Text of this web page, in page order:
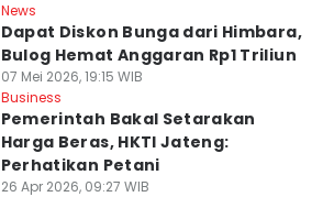
News
Dapat Diskon Bunga dari Himbara,
Bulog Hemat Anggaran Rp1 Triliun
07 Mei 2026, 19:15 WIB
Business
Pemerintah Bakal Setarakan
Harga Beras, HKTI Jateng:
Perhatikan Petani
26 Apr 2026, 09:27 WIB